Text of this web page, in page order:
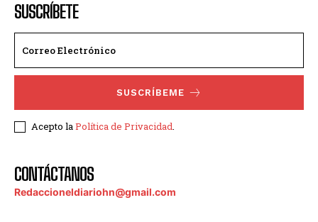
SUSCRÍBETE
SUSCRÍBEME
Acepto laPolítica de Privacidad.
CONTÁCTANOS
Redaccioneldiariohn@gmail.com